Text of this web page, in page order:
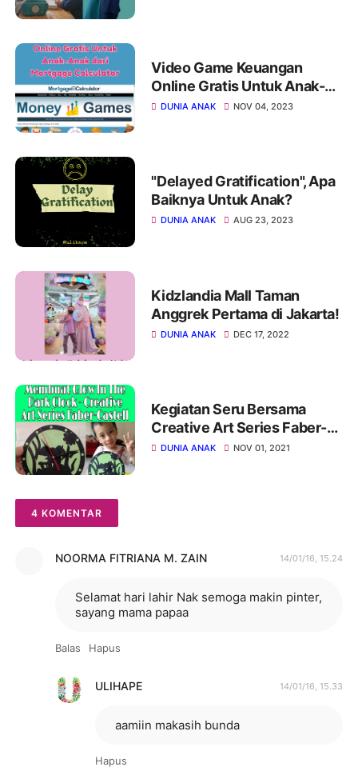
Video Game Keuangan
Online Gratis Untuk Anak-
Anak dari Mortgage
DUNIA ANAK NOV 04, 2023
"Delayed Gratification", Apa
Baiknya Untuk Anak?
DUNIA ANAK AUG 23, 2023
Kidzlandia Mall Taman
Anggrek Pertama di Jakarta!
DUNIA ANAK DEC 17, 2022
Kegiatan Seru Bersama
Creative Art Series Faber-
Castell
DUNIA ANAK NOV 01, 2021
4 KOMENTAR
NOORMA FITRIANA M. ZAIN 14/01/16, 15.24
Selamat hari lahir Nak semoga makin pinter,
sayang mama papaa
Balas Hapus
ULIHAPE 14/01/16, 15.33
aamiin makasih bunda
Hapus